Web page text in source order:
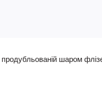
продубльованій шаром